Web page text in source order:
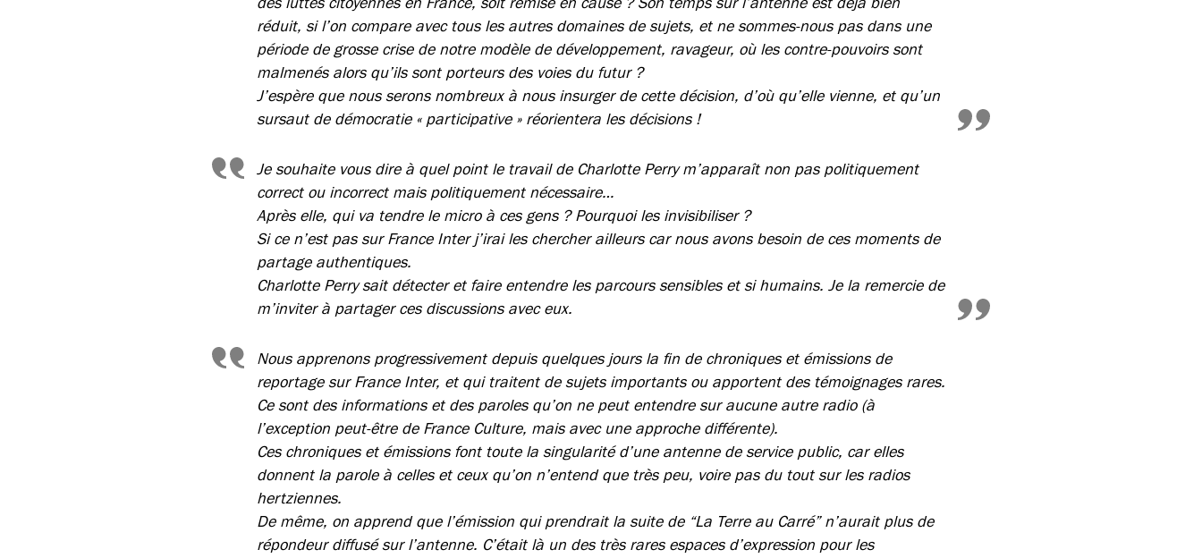
réduit, si l’on compare avec tous les autres domaines de sujets, et ne sommes-nous pas dans une
période de grosse crise de notre modèle de développement, ravageur, où les contre-pouvoirs sont
malmenés alors qu’ils sont porteurs des voies du futur ?
J’espère que nous serons nombreux à nous insurger de cette décision, d’où qu’elle vienne, et qu’un
sursaut de démocratie « participative » réorientera les décisions !
Je souhaite vous dire à quel point le travail de Charlotte Perry m’apparaît non pas politiquement
correct ou incorrect mais politiquement nécessaire…
Après elle, qui va tendre le micro à ces gens ? Pourquoi les invisibiliser ?
Si ce n’est pas sur France Inter j’irai les chercher ailleurs car nous avons besoin de ces moments de
partage authentiques.
Charlotte Perry sait détecter et faire entendre les parcours sensibles et si humains. Je la remercie de
m’inviter à partager ces discussions avec eux.
Nous apprenons progressivement depuis quelques jours la fin de chroniques et émissions de
reportage sur France Inter, et qui traitent de sujets importants ou apportent des témoignages rares.
Ce sont des informations et des paroles qu’on ne peut entendre sur aucune autre radio (à
l’exception peut-être de France Culture, mais avec une approche différente).
Ces chroniques et émissions font toute la singularité d’une antenne de service public, car elles
donnent la parole à celles et ceux qu’on n’entend que très peu, voire pas du tout sur les radios
hertziennes.
De même, on apprend que l’émission qui prendrait la suite de “La Terre au Carré” n’aurait plus de
répondeur diffusé sur l’antenne. C’était là un des très rares espaces d’expression pour les